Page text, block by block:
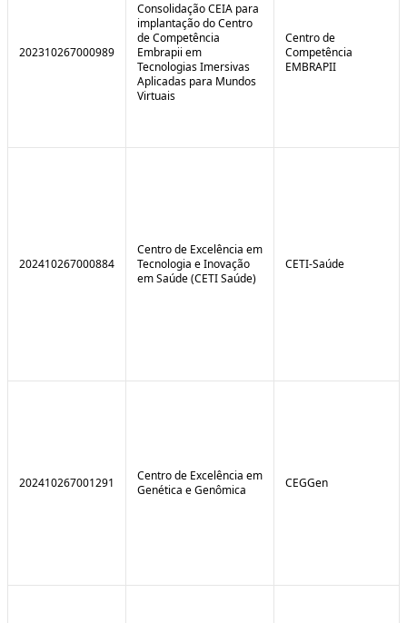
202310267000989
Consolidação CEIA para
implantação do Centro
de Competência
Embrapii em
Tecnologias Imersivas
Aplicadas para Mundos
Virtuais
Centro de
Competência
EMBRAPII
202410267000884
Centro de Excelência em
Tecnologia e Inovação
em Saúde (CETI Saúde)
CETI-Saúde
202410267001291
Centro de Excelência em
Genética e Genômica
CEGGen